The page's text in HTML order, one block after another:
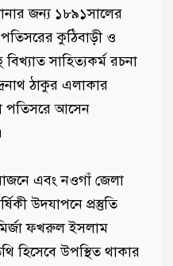
জন্য ১৮৯১সালের
কুঠিবাড়ী ও
সাহিত্যকর্ম রচনা
ঠাকুর এলাকার
পতিসরে আসেন
এবং নওগাঁ জেলা
উদযাপনে প্রস্তুতি
মির্জা ফখরুল ইসলাম
হিসেবে উপস্থিত থাকার